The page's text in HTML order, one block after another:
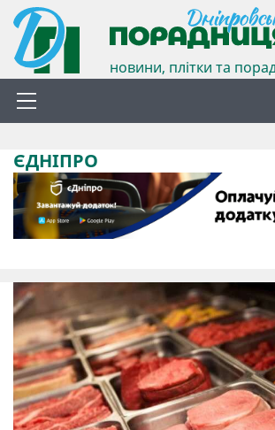
новини, плітки та
ЄДНІПРО